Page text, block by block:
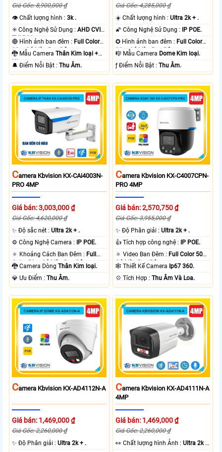
Giá Gốc: 8,900,000 ₫
👁 Chất lượng hình :3k .
✳️ Công Nghệ Sử Dụng :AHD CVI
TVI BCS.
🔴 Hình ảnh ban đêm : Full Color
80m Có Màu Ban Ðêm.
🐉️ Mẫu CameraThân Kim loại +
Nhựa.
️🔔 Điểm Nỗi Bật :Thu Âm.
Giá Gốc: 4,285,000 ₫
☀️ Chất lượng hình :Ultra 2k + .
🌠 Công Nghệ Sử Dụng :
IP POE.
✪ Hình ảnh ban đêm : Full Color
30m Có Màu Ban Ðêm.
🎼️ Mẫu Camera Dome Kim loại.
️ƒ Điểm Nỗi Bật :Thu Âm.
CAmera Kbvision KX-CAi4003N-
PRO 4MP
Giá bán: 3,003,000 ₫
Giá Gốc: 4,620,000 ₫
✨ Độ sắc nét :Ultra 2k + .
⚙ Công Nghệ Camera : IP POE.
🔅 Khoảng Cách Ban Đêm : Full
Color 50m Có Màu Ban Ðêm.
🐉️ Camera DòngThân Kim loại.
️💎 Ưu Điểm :Thu Âm.
CAmera Kbvision KX-C4007CPN-
PRO 4MP
Giá bán: 2,570,750 ₫
Giá Gốc: 3,955,000 ₫
✨ Độ Phân giải :Ultra 2k + .
👍 Tích hợp công nghệ : IP POE.
🔅 Video Ban Đêm : Full Color 50m
Có Màu Ban Ðêm.
🕸️ Thiết Kế Camera Ip67 360.
️💠 Tích Hợp :Thu Âm Và Loa.
CAmera Kbvision KX-AD4112N-A
Giá bán: 1,469,000 ₫
Giá Gốc: 2,260,000 ₫
✨ Độ Phân giải :Ultra 2k + .
CAmera Kbvision KX-AD4111N-A
4MP
Giá bán: 1,469,000 ₫
Giá Gốc: 2,260,000 ₫
️👀 Chất lượng hình Ảnh :Ultra 2k +